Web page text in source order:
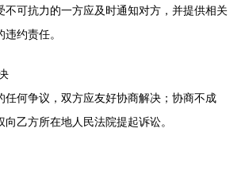
不可抗力的一方应及时通知对方，并提供相关
约责任。
任何争议，双方应友好协商解决；协商不成
乙方所在地人民法院提起诉讼。